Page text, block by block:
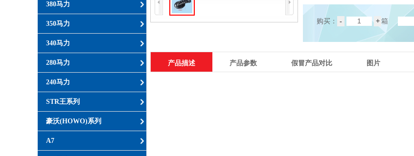
380马力
350马力
340马力
280马力
240马力
STR王系列
豪沃(HOWO)系列
A7
购买： - + 箱
产品描述 产品参数 假冒产品对比 图片